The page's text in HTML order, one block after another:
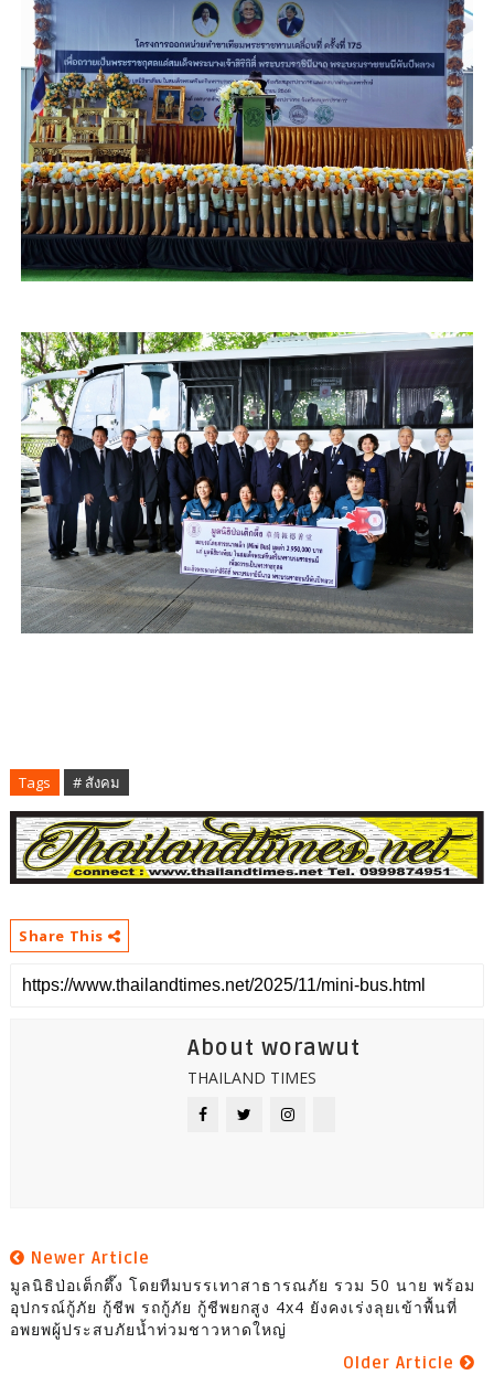
Tags # สังคม
Share This
About worawut
THAILAND TIMES
Newer Article
มูลนิธิป่อเต็กตึ๊ง โดยทีมบรรเทาสาธารณภัย รวม 50 นาย พร้อม
อุปกรณ์กู้ภัย กู้ชีพ รถกู้ภัย กู้ชีพยกสูง 4x4 ยังคงเร่งลุยเข้าพื้นที่
อพยพผู้ประสบภัยน้ำท่วมชาวหาดใหญ่
Older Article